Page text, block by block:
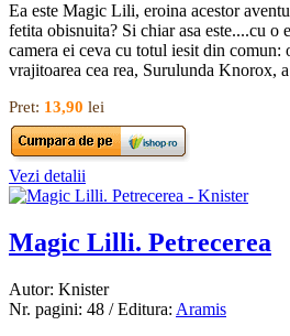
Ea este Magic Lili, eroina acestor
fetita obisnuita? Si chiar asa este....cu o
camera ei ceva cu totul iesit din comun:
vrajitoarea cea rea, Surulunda Knorox,
Pret: 13,90 lei
Vezi detalii
Magic Lilli. Petrecerea
Autor: Knister
Nr. pagini: 48 / Editura: Aramis